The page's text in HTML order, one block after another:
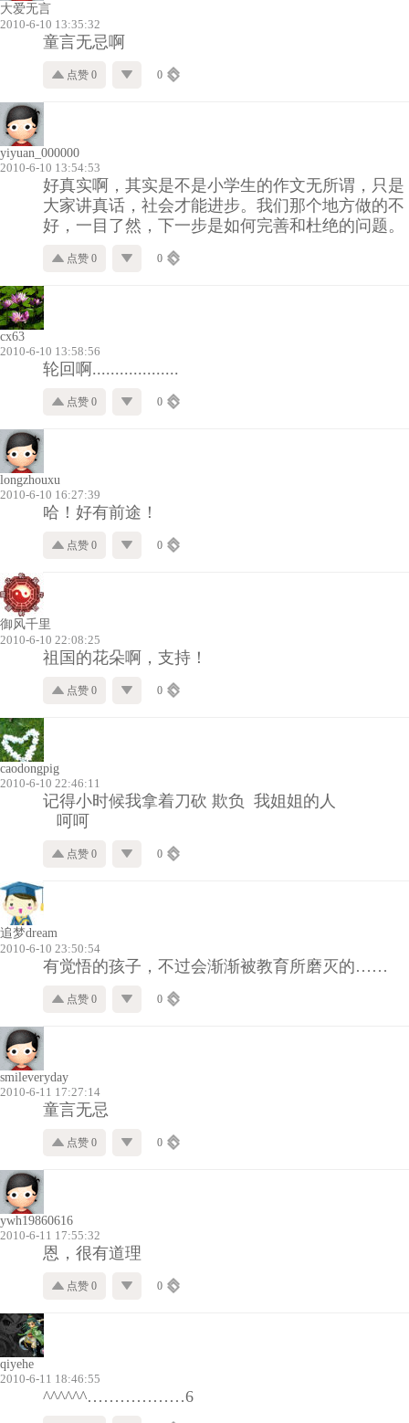
大爱无言
2010-6-10 13:35:32
童言无忌啊
点赞 0 0
yiyuan_000000
2010-6-10 13:54:53
好真实啊，其实是不是小学生的作文无所谓，只是
大家讲真话，社会才能进步。我们那个地方做的不
好，一目了然，下一步是如何完善和杜绝的问题。
点赞 0 0
cx63
2010-6-10 13:58:56
轮回啊...................
点赞 0 0
longzhouxu
2010-6-10 16:27:39
哈！好有前途！
点赞 0 0
御风千里
2010-6-10 22:08:25
祖国的花朵啊，支持！
点赞 0 0
caodongpig
2010-6-10 22:46:11
记得小时候我拿着刀砍 欺负 我姐姐的人
呵呵
点赞 0 0
追梦dream
2010-6-10 23:50:54
有觉悟的孩子，不过会渐渐被教育所磨灭的……
点赞 0 0
smileveryday
2010-6-11 17:27:14
童言无忌
点赞 0 0
ywh19860616
2010-6-11 17:55:32
恩，很有道理
点赞 0 0
qiyehe
2010-6-11 18:46:55
^^^^^^………………6